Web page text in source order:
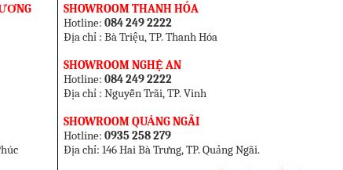
SHOWROOM THANH HÓA
Hotline:084 249 2222
Địa chỉ : Bà Triệu, TP. Thanh Hóa
SHOWROOM NGHỆ AN
Hotline:084 249 2222
Địa chỉ : Nguyễn Trãi, TP. Vinh
SHOWROOM QUẢNG NGÃI
Hotline:0935 258 279
Địa chỉ: 146 Hai Bà Trưng, TP. Quảng Ngãi.